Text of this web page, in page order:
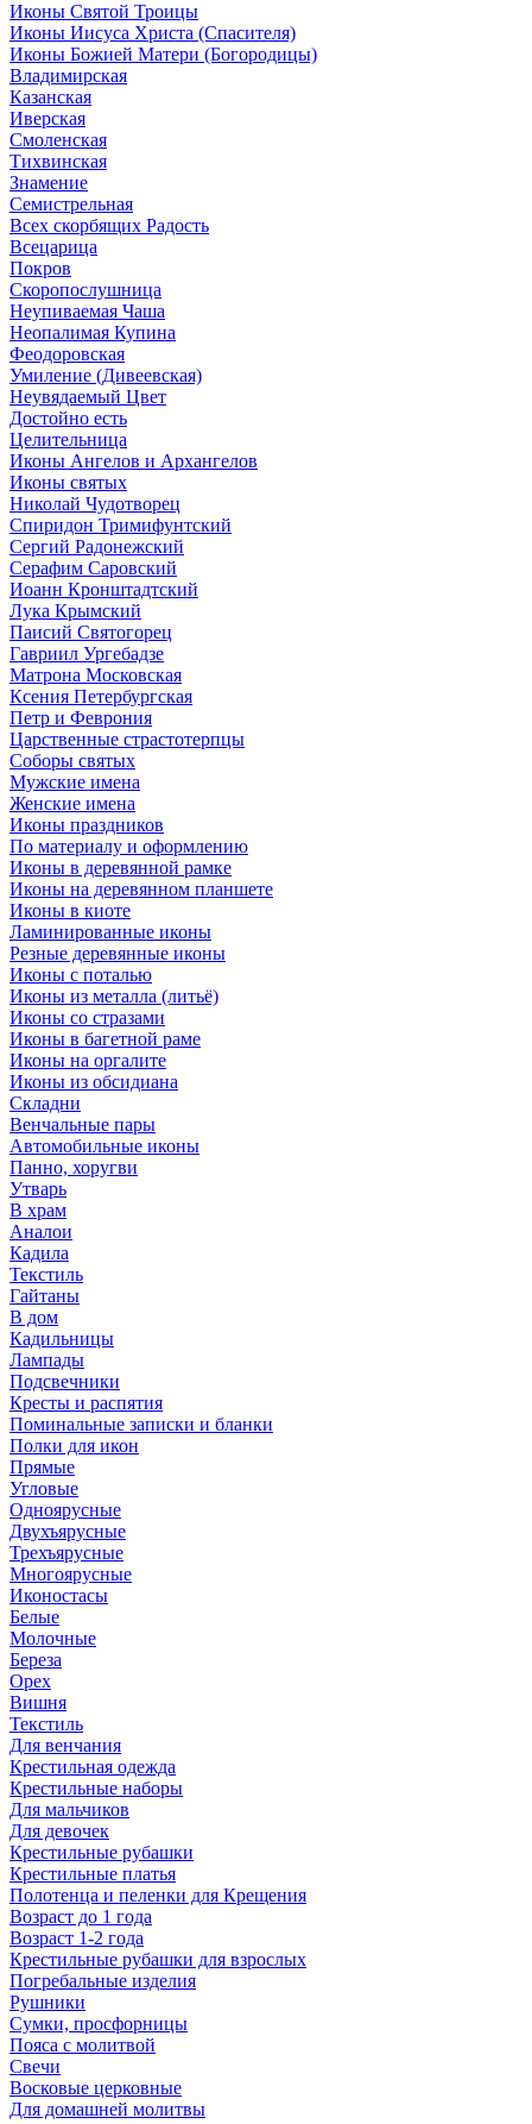
Иконы Святой Троицы
Иконы Иисуса Христа (Спасителя)
Иконы Божией Матери (Богородицы)
Владимирская
Казанская
Иверская
Смоленская
Тихвинская
Знамение
Семистрельная
Всех скорбящих Радость
Всецарица
Покров
Скоропослушница
Неупиваемая Чаша
Неопалимая Купина
Феодоровская
Умиление (Дивеевская)
Неувядаемый Цвет
Достойно есть
Целительница
Иконы Ангелов и Архангелов
Иконы святых
Николай Чудотворец
Спиридон Тримифунтский
Сергий Радонежский
Серафим Саровский
Иоанн Кронштадтский
Лука Крымский
Паисий Святогорец
Гавриил Ургебадзе
Матрона Московская
Ксения Петербургская
Петр и Феврония
Царственные страстотерпцы
Соборы святых
Мужские имена
Женские имена
Иконы праздников
По материалу и оформлению
Иконы в деревянной рамке
Иконы на деревянном планшете
Иконы в киоте
Ламинированные иконы
Резные деревянные иконы
Иконы с поталью
Иконы из металла (литьё)
Иконы со стразами
Иконы в багетной раме
Иконы на оргалите
Иконы из обсидиана
Складни
Венчальные пары
Автомобильные иконы
Панно, хоругви
Утварь
В храм
Аналои
Кадила
Текстиль
Гайтаны
В дом
Кадильницы
Лампады
Подсвечники
Кресты и распятия
Поминальные записки и бланки
Полки для икон
Прямые
Угловые
Одноярусные
Двухъярусные
Трехъярусные
Многоярусные
Иконостасы
Белые
Молочные
Береза
Орех
Вишня
Текстиль
Для венчания
Крестильная одежда
Крестильные наборы
Для мальчиков
Для девочек
Крестильные рубашки
Крестильные платья
Полотенца и пеленки для Крещения
Возраст до 1 года
Возраст 1-2 года
Крестильные рубашки для взрослых
Погребальные изделия
Рушники
Сумки, просфорницы
Пояса с молитвой
Свечи
Восковые церковные
Для домашней молитвы